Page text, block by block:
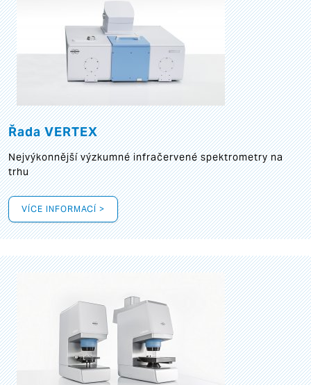
Řada VERTEX
Nejvýkonnější výzkumné infračervené spektrometry na
trhu
VÍCE INFORMACÍ >